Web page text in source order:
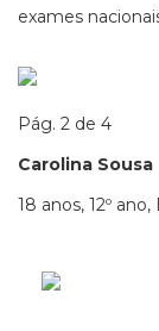
exames
Pág. 2 de 4
Carolina Sousa
18 anos, 12º